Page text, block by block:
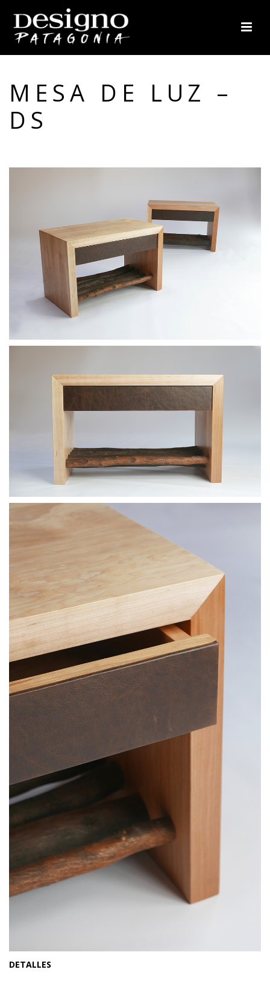
MESA DE LUZ –
DS
DETALLES